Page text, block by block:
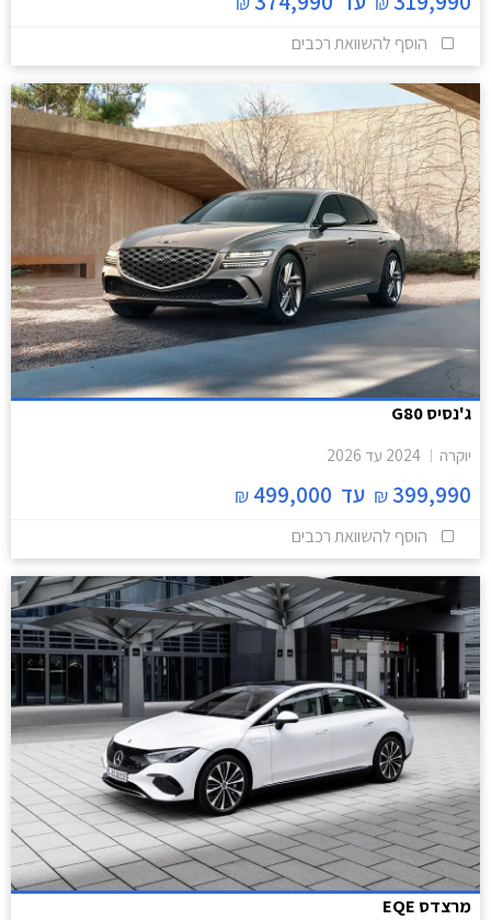
הוסף להשוואת רכבים
ג'נסיס G80
יוקרה 2024 עד 2026
399,990
₪ עד 499,000
₪
הוסף להשוואת רכבים
מרצדס EQE